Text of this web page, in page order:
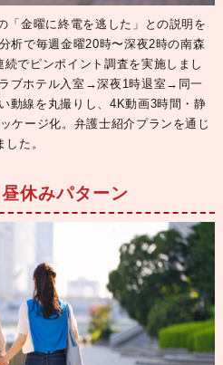
「金曜に終電を逃した」との説明を
析で毎週金曜20時〜深夜2時の南森
でピンポイント調査を実施しまし
ブホテル入室→深夜1時退室→同一
動線を丸撮りし、4K動画3時間・静
ケージ化。弁護士紹介プランを通じ
た。
休みパターン